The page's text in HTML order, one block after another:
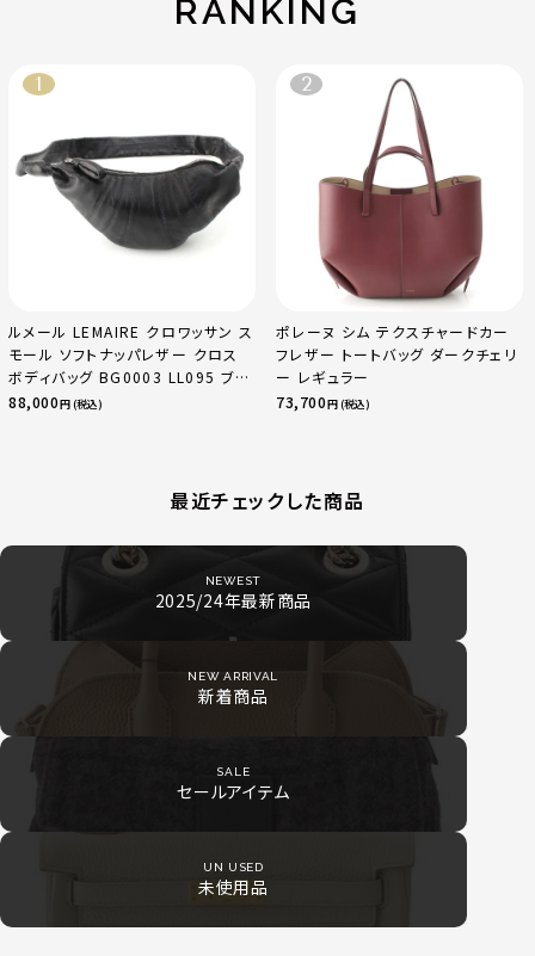
RANKING
ルメール LEMAIRE クロワッサン ス
モール ソフトナッパレザー クロス
ボディバッグ BG0003 LL095 ブラ
ック
88,000円 (税込)
ポレーヌ シム テクスチャードカー
フレザー トートバッグ ダークチェリ
ー レギュラー
73,700円 (税込)
最近チェックした商品
NEWEST
2025/24年最新商品
NEW ARRIVAL
新着商品
SALE
セールアイテム
UN USED
未使用品